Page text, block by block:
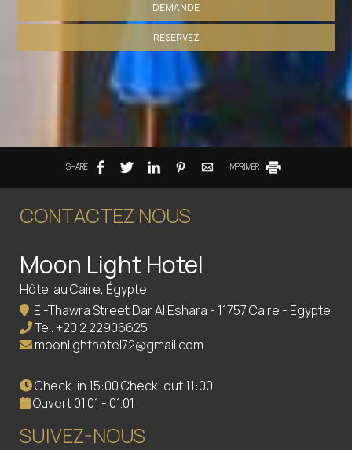
DEMANDE
RESERVEZ
SHARE IMPRIMER
CONTACTEZ NOUS
Moon Light Hotel
Hôtel au Caire, Égypte
El-Thawra Street Dar Al Eshara - 11757 Caire - Egypte
Tel.+20 2 22906625
moonlighthotel72@gmail.com
Check-in 15:00 Check-out 11:00
Ouvert 01.01 - 01.01
SUIVEZ-NOUS